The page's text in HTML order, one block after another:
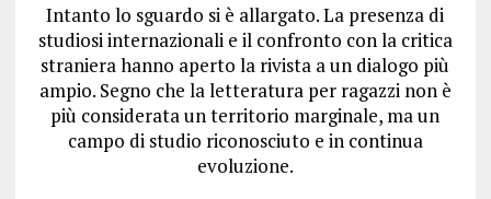
Intanto lo sguardo si è allargato. La presenza di
studiosi internazionali e il confronto con la critica
straniera hanno aperto la rivista a un dialogo più
ampio. Segno che la letteratura per ragazzi non è
più considerata un territorio marginale, ma un
campo di studio riconosciuto e in continua
evoluzione.